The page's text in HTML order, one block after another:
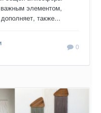
важным элементом,
также...
0